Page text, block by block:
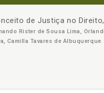
de Justiça no
Rister de Sousa Lima,
Camilla Tavares de Albuquerque
- +